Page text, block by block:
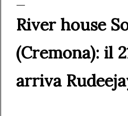
River house
(Cremona): il
arriva